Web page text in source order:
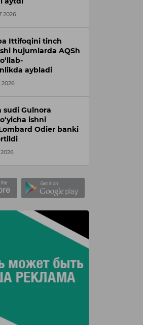
Ittifoqini tinch
hujumlarda AQSh
aybladi
sudi Gulnora
ishni
Odier banki